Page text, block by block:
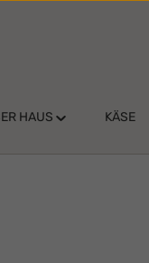
HAUS KÄSE